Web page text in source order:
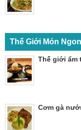
Thế Giới Món Ngon
Thế giới ẩm
Cơm gà